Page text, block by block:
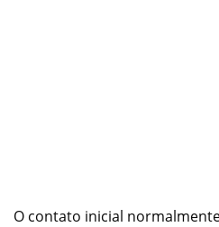
O contato inicial